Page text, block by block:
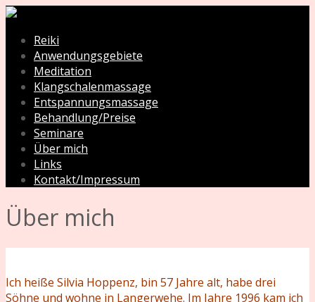
Reiki
Anwendungsgebiete
Meditation
Klangschalenmassage
Entspannungsmassage
Behandlung/Preise
Seminare
Über mich
Links
Kontakt/Impressum
Über mich
Ich heiße Silvia Hoppenz, bin 57 Jahre alt, habe drei
Söhne und wohne in Langerwehe. Im Jahre 1996 kam ich